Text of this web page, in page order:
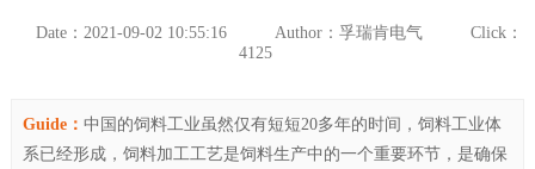
Date：2021-09-02 10:55:16 Author：孚瑞肯电气
Click：
4125
Guide： 中国的饲料工业虽然仅有短短20多年的时间，饲料工业体
系已经形成，饲料加工工艺是饲料生产中的一个重要环节，是确保